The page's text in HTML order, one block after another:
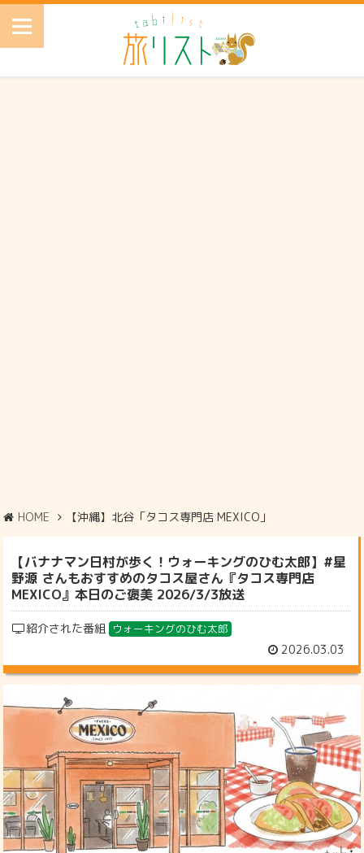
HOME 【沖縄】北谷「タコス専門店 MEXICO」
【バナナマン日村が歩く！ウォーキングのひむ太郎】#星
野源 さんもおすすめのタコス屋さん『タコス専門店
MEXICO』本日のご褒美 2026/3/3放送
紹介された番組 ウォーキングのひむ太郎
2026.03.03